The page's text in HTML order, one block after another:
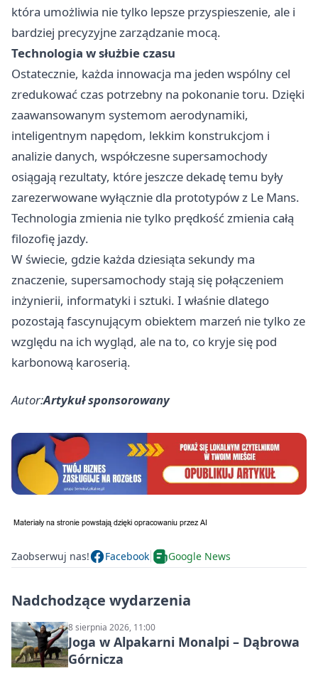
która umożliwia nie tylko lepsze przyspieszenie, ale i
bardziej precyzyjne zarządzanie mocą.
Technologia w służbie czasu
Ostatecznie, każda innowacja ma jeden wspólny cel
zredukować czas potrzebny na pokonanie toru. Dzięki
zaawansowanym systemom aerodynamiki,
inteligentnym napędom, lekkim konstrukcjom i
analizie danych, współczesne supersamochody
osiągają rezultaty, które jeszcze dekadę temu były
zarezerwowane wyłącznie dla prototypów z Le Mans.
Technologia zmienia nie tylko prędkość zmienia całą
filozofię jazdy.
W świecie, gdzie każda dziesiąta sekundy ma
znaczenie, supersamochody stają się połączeniem
inżynierii, informatyki i sztuki. I właśnie dlatego
pozostają fascynującym obiektem marzeń nie tylko ze
względu na ich wygląd, ale na to, co kryje się pod
karbonową karoserią.
Autor:Artykuł sponsorowany
Zaobserwuj nas! Facebook Google News
Nadchodzące wydarzenia
8 sierpnia 2026, 11:00
Joga w Alpakarni Monalpi – Dąbrowa
Górnicza